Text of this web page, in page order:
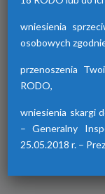
wniesienia
osobowych
przenoszenia
RODO,
wniesienia skargi
– Generalny
25.05.2018 r. –